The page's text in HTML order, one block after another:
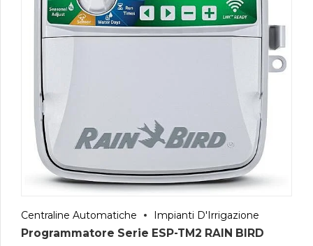
Centraline Automatiche Impianti D'Irrigazione
Programmatore Serie ESP-TM2 RAIN BIRD